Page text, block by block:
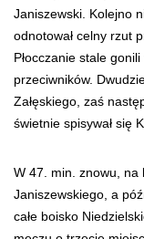
Janiszewski. Kolejno
odnotował celny rzut
Płocczanie stale
przeciwników.
Załęskiego, zaś
świetnie spisywał się
W 47. min. znowu, na
Janiszewskiego, a
całe boisko